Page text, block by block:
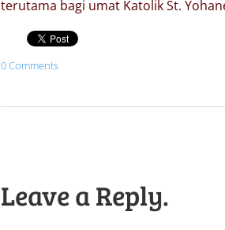
terutama bagi umat Katolik St.
0 Comments
Leave a Reply.